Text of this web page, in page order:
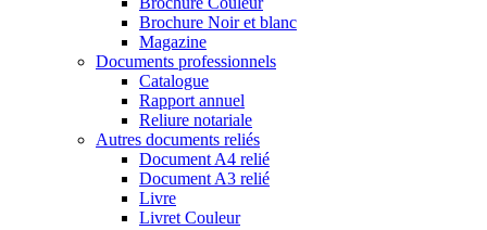
Brochure Noir et blanc
Magazine
Documents professionnels
Catalogue
Rapport annuel
Reliure notariale
Autres documents reliés
Document A4 relié
Document A3 relié
Livre
Livret Couleur